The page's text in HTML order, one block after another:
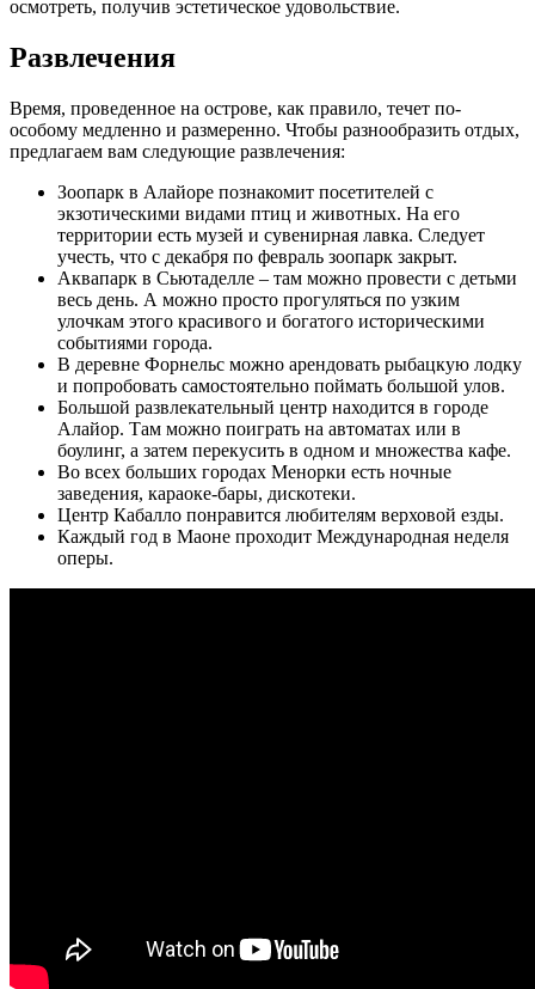
осмотреть, получив эстетическое удовольствие.
Развлечения
Время, проведенное на острове, как правило, течет по-
особому медленно и размеренно. Чтобы разнообразить отдых,
предлагаем вам следующие развлечения:
Зоопарк в Алайоре познакомит посетителей с
экзотическими видами птиц и животных. На его
территории есть музей и сувенирная лавка. Следует
учесть, что с декабря по февраль зоопарк закрыт.
Аквапарк в Сьютаделле – там можно провести с детьми
весь день. А можно просто прогуляться по узким
улочкам этого красивого и богатого историческими
событиями города.
В деревне Форнельс можно арендовать рыбацкую лодку
и попробовать самостоятельно поймать большой улов.
Большой развлекательный центр находится в городе
Алайор. Там можно поиграть на автоматах или в
боулинг, а затем перекусить в одном и множества кафе.
Во всех больших городах Менорки есть ночные
заведения, караоке-бары, дискотеки.
Центр Кабалло понравится любителям верховой езды.
Каждый год в Маоне проходит Международная неделя
оперы.